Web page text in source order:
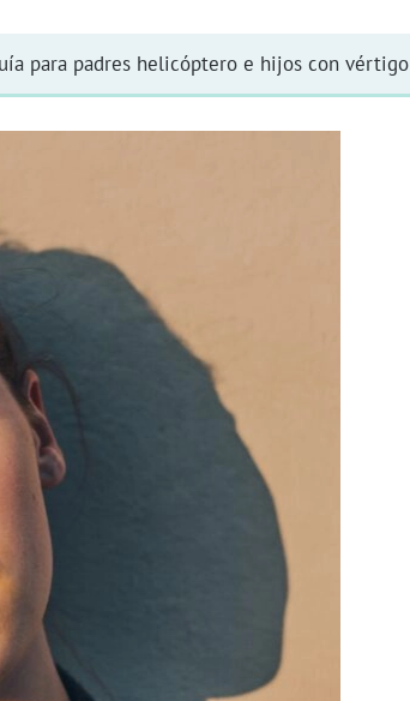
para padres helicóptero e hijos con vértigo